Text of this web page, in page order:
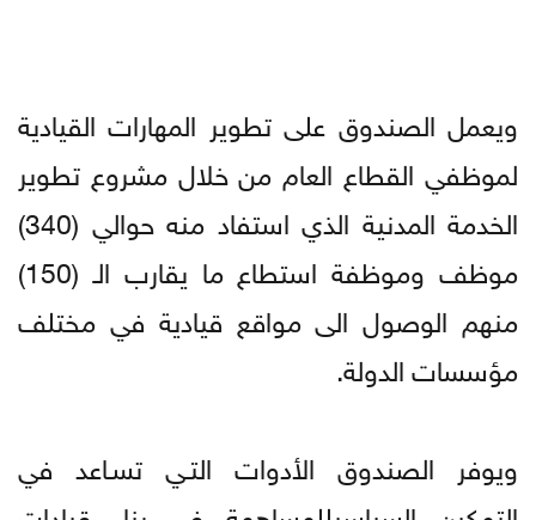
ويعمل الصندوق على تطوير المهارات القيادية
لموظفي القطاع العام من خلال مشروع تطوير
الخدمة المدنية الذي استفاد منه حوالي (340)
موظف وموظفة استطاع ما يقارب الـ (150)
منهم الوصول الى مواقع قيادية في مختلف
مؤسسات الدولة.
ويوفر الصندوق الأدوات التـي تسـاعد في